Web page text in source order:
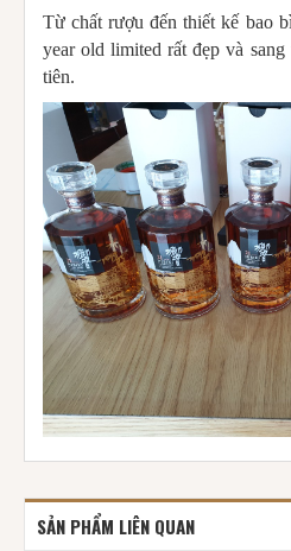
Từ chất rượu đến thiết kế bao
year old limited rất đẹp và
tiên.
SẢN PHẨM LIÊN QUAN